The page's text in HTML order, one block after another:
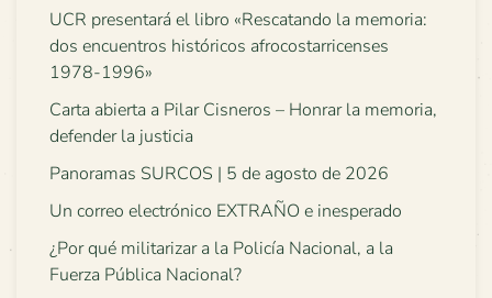
UCR presentará el libro «Rescatando la memoria:
dos encuentros históricos afrocostarricenses
1978-1996»
Carta abierta a Pilar Cisneros – Honrar la memoria,
defender la justicia
Panoramas SURCOS | 5 de agosto de 2026
Un correo electrónico EXTRAÑO e inesperado
¿Por qué militarizar a la Policía Nacional, a la
Fuerza Pública Nacional?